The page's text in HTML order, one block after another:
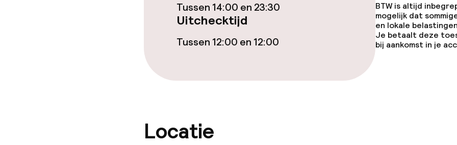
Tussen 14:00 en 23:30
Uitchecktijd
Tussen 12:00 en 12:00
BTW is altijd
mogelijk dat
en lokale
Je betaalt deze
bij aankomst in je
Locatie